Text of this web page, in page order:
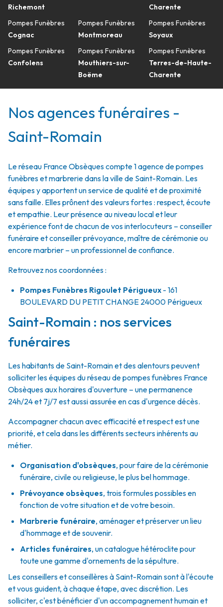
Richemont
Pompes Funèbres
Cognac
Pompes Funèbres
Confolens
Pompes Funèbres
Montmoreau
Pompes Funèbres
Mouthiers-sur-
Boëme
Charente
Pompes Funèbres
Soyaux
Pompes Funèbres
Terres-de-Haute-
Charente
Nos agences funéraires -
Saint-Romain
Le réseau France Obsèques compte 1 agence de pompes
funèbres et marbrerie dans la ville de Saint-Romain. Les
équipes y apportent un service de qualité et de proximité
sans faille. Elles prônent des valeurs fortes : respect, écoute
et empathie. Leur présence au niveau local et leur
expérience font de chacun de vos interlocuteurs – conseiller
funéraire et conseiller prévoyance, maître de cérémonie ou
encore marbrier – un professionnel de confiance.
Retrouvez nos coordonnées :
Pompes Funèbres Rigoulet Périgueux - 161
BOULEVARD DU PETIT CHANGE 24000 Périgueux
Saint-Romain : nos services
funéraires
Les habitants de Saint-Romain et des alentours peuvent
solliciter les équipes du réseau de pompes funèbres France
Obsèques aux horaires d'ouverture – une permanence
24h/24 et 7j/7 est aussi assurée en cas d'urgence décès.
Accompagner chacun avec efficacité et respect est une
priorité, et cela dans les différents secteurs inhérents au
métier.
Organisation d'obsèques, pour faire de la cérémonie
funéraire, civile ou religieuse, le plus bel hommage.
Prévoyance obsèques, trois formules possibles en
fonction de votre situation et de votre besoin.
Marbrerie funéraire, aménager et préserver un lieu
d'hommage et de souvenir.
Articles funéraires, un catalogue hétéroclite pour
toute une gamme d'ornements de la sépulture.
Les conseillers et conseillères à Saint-Romain sont à l'écoute
et vous guident, à chaque étape, avec discrétion. Les
solliciter, c'est bénéficier d'un accompagnement humain et